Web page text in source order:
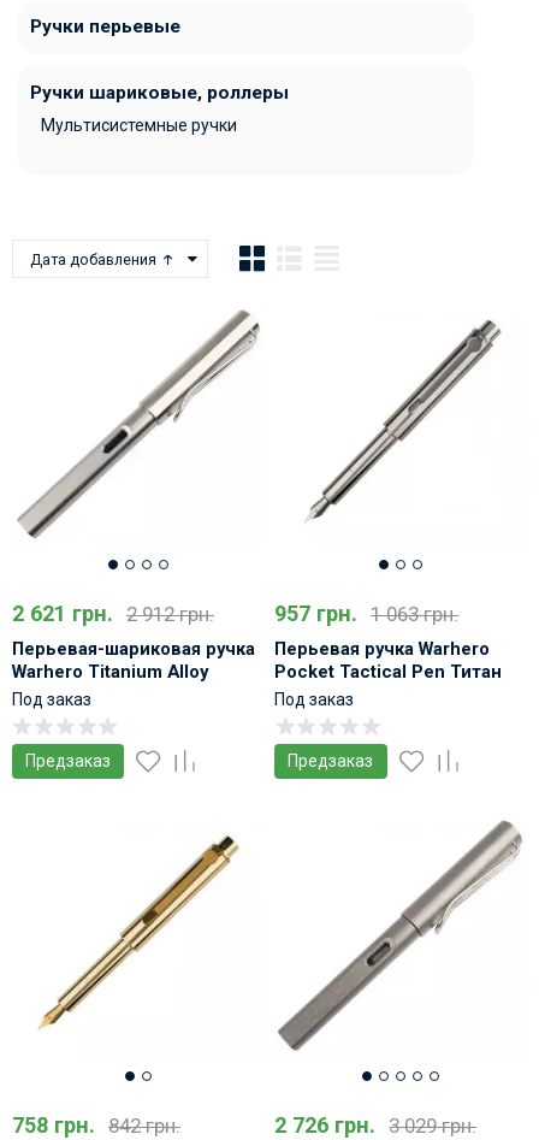
Ручки перьевые
Ручки шариковые, роллеры
Мультисистемные ручки
Дата добавления
2 621 грн. 2 912 грн.
Перьевая-шариковая ручка
Warhero Titanium Alloy
Полированная
Под заказ
Предзаказ
957 грн. 1 063 грн.
Перьевая ручка Warhero
Pocket Tactical Pen Титан
Многофункциональная
Под заказ
Предзаказ
758 грн. 842 грн. 2 726 грн. 3 029 грн.